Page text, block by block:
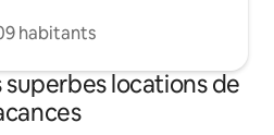
habitants
locations de